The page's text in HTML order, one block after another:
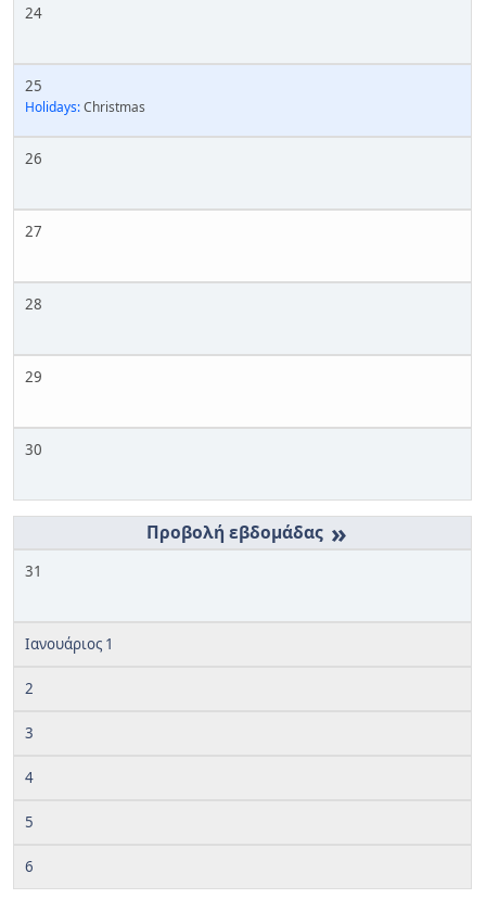
24
25
Holidays:Christmas
26
27
28
29
30
»
31
Ιανουάριος 1
2
3
4
5
6